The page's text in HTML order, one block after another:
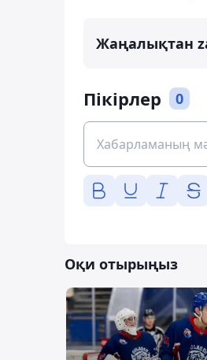
Жаңалықтан
Пікірлер 0
Оқи отырыңыз